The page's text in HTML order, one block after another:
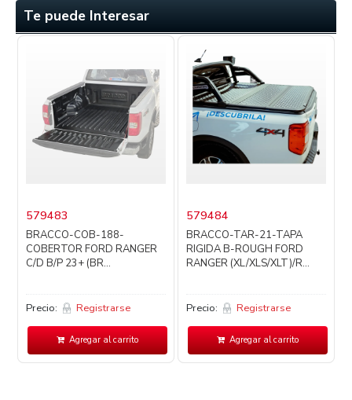
Te puede Interesar
579483
BRACCO-COB-188-
COBERTOR FORD RANGER
C/D B/P 23+ (BR...
Precio: Registrarse
Agregar al carrito
579484
BRACCO-TAR-21-TAPA
RIGIDA B-ROUGH FORD
RANGER (XL/XLS/XLT)/R...
Precio: Registrarse
Agregar al carrito